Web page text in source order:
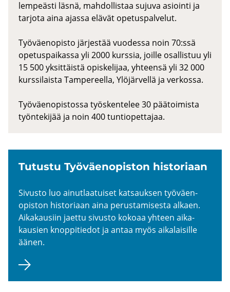
lempeästi läsnä, mahdollistaa sujuva asiointi ja
tarjota aina ajassa elävät opetuspalvelut.
Työväenopisto järjestää vuodessa noin 70:ssä
opetuspaikassa yli 2000 kurssia, joille osallistuu yli
15 500 yksittäistä opiskelijaa, yhteensä yli 32 000
kurssilaista Tampereella, Ylöjärvellä ja verkossa.
Työväenopistossa työskentelee 30 päätoimista
työntekijää ja noin 400 tuntiopettajaa.
Tu­tus­tu Työ­väen­opis­ton his­to­ri­aan
Si­vus­to luo ai­nut­laa­tui­set kat­sauk­sen työ­väen­
opis­ton his­to­ri­aan aina pe­rus­ta­mi­ses­ta al­kaen.
Ai­ka­kausiin jaet­tu si­vus­to ko­ko­aa yh­teen ai­ka­
kausien knop­pi­tie­dot ja antaa myös ai­ka­lai­sil­le
äänen.